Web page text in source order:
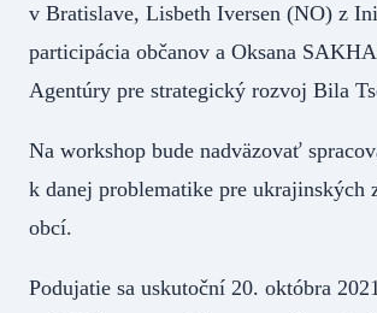
v Bratislave, Lisbeth Iversen (NO) z
participácia občanov a Oksana
Agentúry pre strategický rozvoj Bila
Na workshop bude nadväzovať
k danej problematike pre ukrajinských
obcí.
Podujatie sa uskutoční 20. októbra